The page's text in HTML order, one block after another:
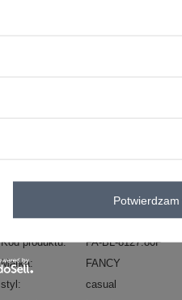
sposób prania : pranie w pralce w 30°C
Kod produktu
FA-BL-8127.80P
Marka
FANCY
styl
casual